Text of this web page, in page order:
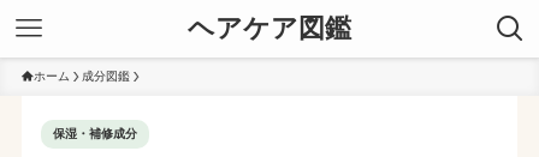
ヘアケア図鑑
ホーム 成分図鑑
保湿・補修成分